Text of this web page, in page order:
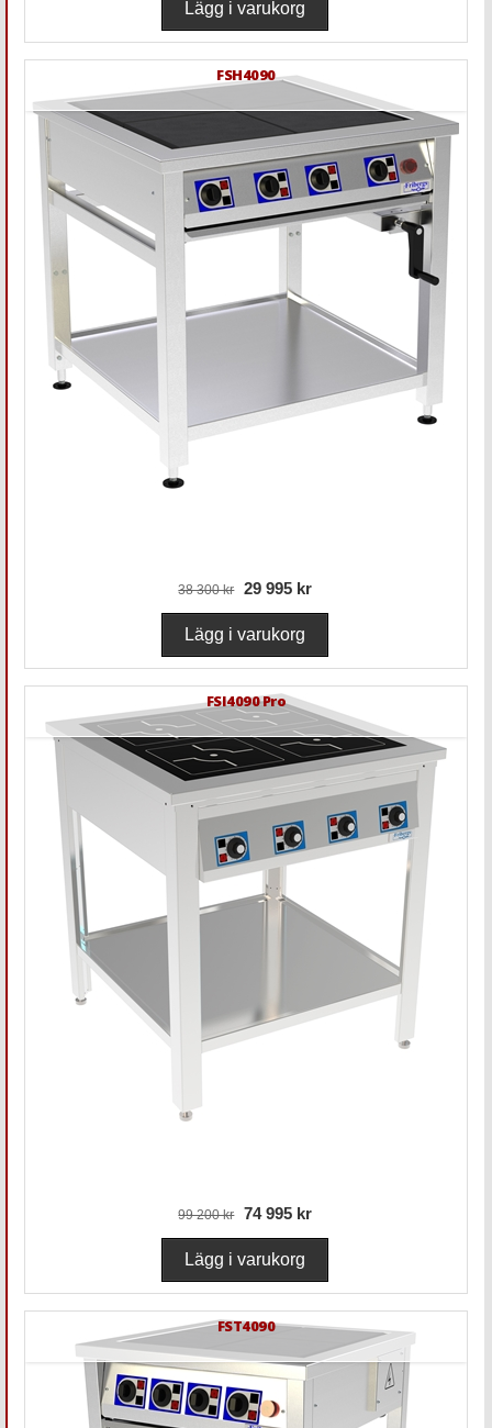
FSH4090
38 300 kr 29 995 kr
FSI4090 Pro
99 200 kr 74 995 kr
FST4090